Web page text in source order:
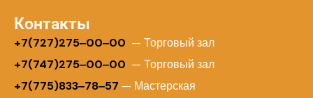
Контакты
+7(727)275‒00‒00 — Торговый зал
+7(747)275‒00‒00 — Торговый зал
+7(775)833‒78‒57 — Мастерская